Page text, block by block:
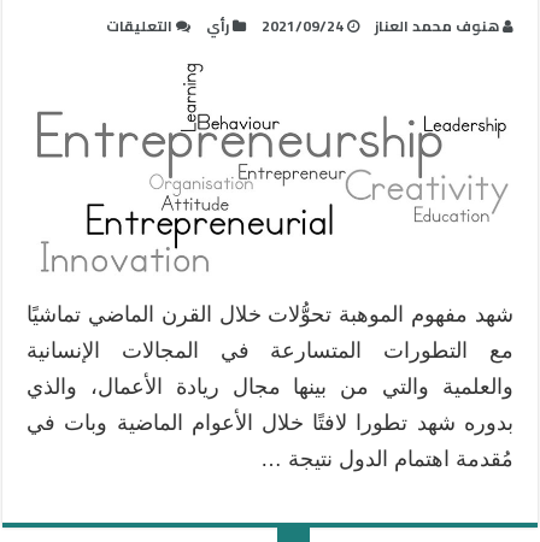
هنوف محمد العناز 2021/09/24 رأي التعليقات
الأعمال
Gifted
شهد مفهوم الموهبة تحوُّلات خلال القرن الماضي تماشيًا
مع التطورات المتسارعة في المجالات الإنسانية
والعلمية والتي من بينها مجال ريادة الأعمال، والذي
بدوره شهد تطورا لافتًا خلال الأعوام الماضية وبات في
مُقدمة اهتمام الدول نتيجة …